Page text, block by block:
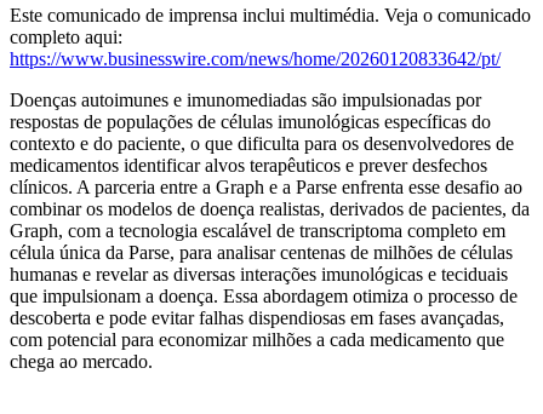
Este comunicado de imprensa inclui multimédia. Veja o comunicado
completo aqui:
https://www.businesswire.com/news/home/20260120833642/pt/
Doenças autoimunes e imunomediadas são impulsionadas por
respostas de populações de células imunológicas específicas do
contexto e do paciente, o que dificulta para os desenvolvedores de
medicamentos identificar alvos terapêuticos e prever desfechos
clínicos. A parceria entre a Graph e a Parse enfrenta esse desafio ao
combinar os modelos de doença realistas, derivados de pacientes, da
Graph, com a tecnologia escalável de transcriptoma completo em
célula única da Parse, para analisar centenas de milhões de células
humanas e revelar as diversas interações imunológicas e teciduais
que impulsionam a doença. Essa abordagem otimiza o processo de
descoberta e pode evitar falhas dispendiosas em fases avançadas,
com potencial para economizar milhões a cada medicamento que
chega ao mercado.